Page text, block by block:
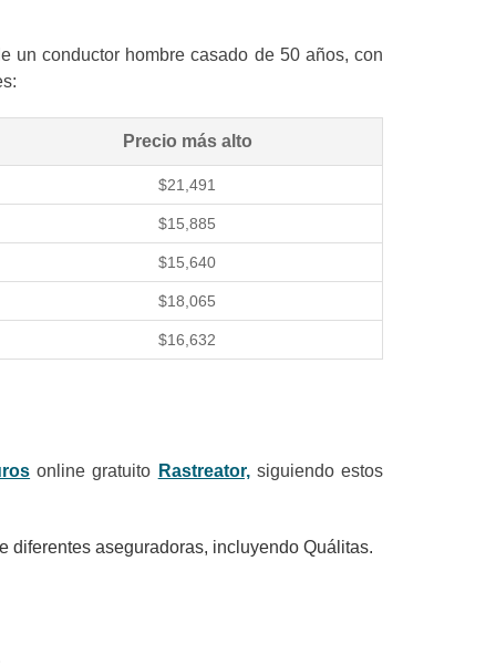
un conductor hombre casado de 50 años, con
Precio más alto
$21,491
$15,885
$15,640
$18,065
$16,632
online gratuito Rastreator,siguiendo estos
diferentes aseguradoras, incluyendo Quálitas.